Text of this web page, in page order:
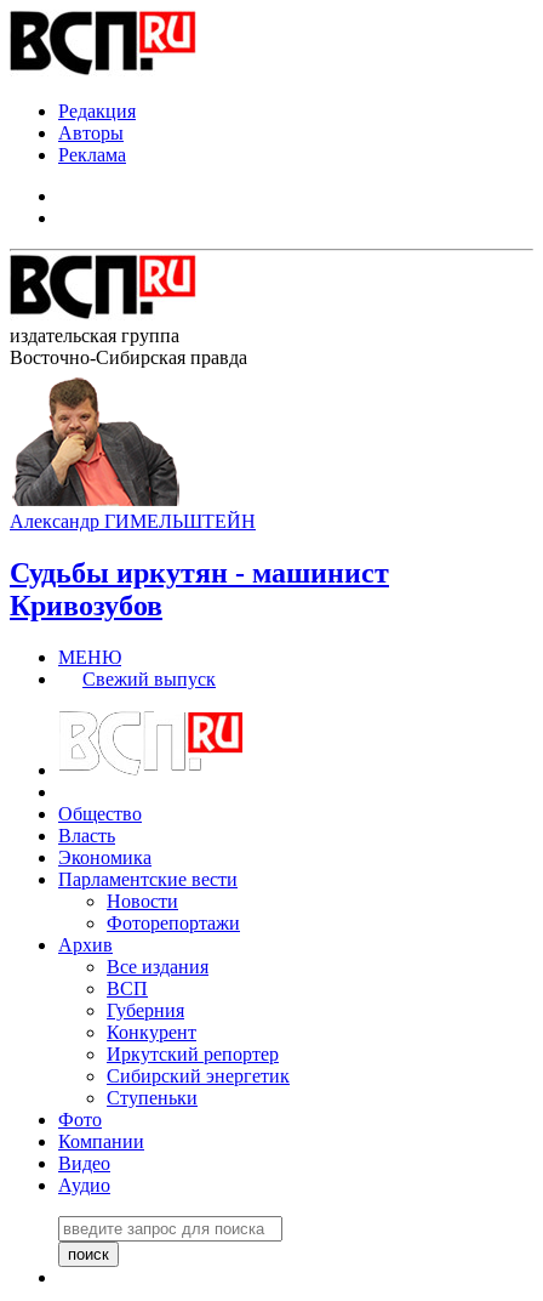
Редакция
Авторы
Реклама
издательская группа
Восточно-Сибирская правда
Александр ГИМЕЛЬШТЕЙН
Судьбы иркутян - машинист
Кривозубов
МЕНЮ
Свежий выпуск
Общество
Власть
Экономика
Парламентские вести
Новости
Фоторепортажи
Архив
Все издания
ВСП
Губерния
Конкурент
Иркутский репортер
Сибирский энергетик
Ступеньки
Фото
Компании
Видео
Аудио